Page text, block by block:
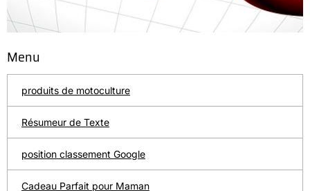
Menu
produits de motoculture
Résumeur de Texte
position classement Google
Cadeau Parfait pour Maman